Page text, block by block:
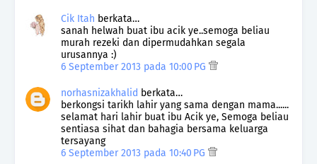
Cik Itah berkata…
sanah helwah buat ibu acik ye..semoga beliau
murah rezeki dan dipermudahkan segala
urusannya :)
6 September 2013 pada 10:00 PG
norhasnizakhalid berkata…
berkongsi tarikh lahir yang sama dengan mama......
selamat hari lahir buat ibu Acik ye, Semoga beliau
sentiasa sihat dan bahagia bersama keluarga
tersayang
6 September 2013 pada 10:40 PG